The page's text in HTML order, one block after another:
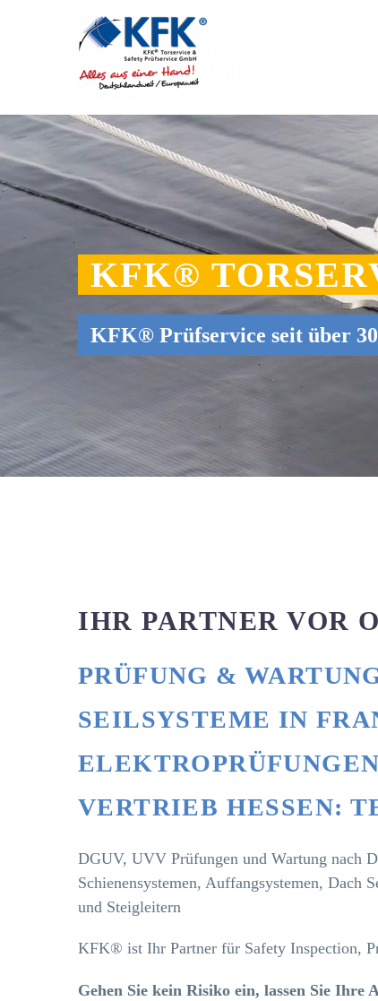
KFK®
KFK® Prüfservice seit über
IHR PARTNER VOR
PRÜFUNG &
SEILSYSTEME IN
VERTRIEB HESSEN:
DGUV, UVV Prüfungen und Wartung nach
Schienensystemen, Auffangsystemen, Dach
und Steigleitern
KFK® ist Ihr Partner für Safety Inspection,
Gehen Sie kein Risiko ein, lassen Sie